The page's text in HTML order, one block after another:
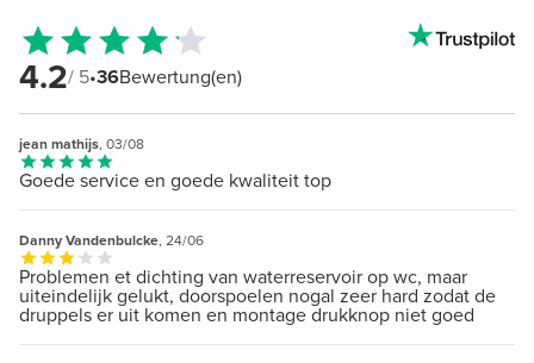
4.2/ 5•36Bewertung(en)
jean mathijs, 03/08
Goede service en goede kwaliteit top
Danny Vandenbulcke, 24/06
Problemen et dichting van waterreservoir op wc, maar
uiteindelijk gelukt, doorspoelen nogal zeer hard zodat de
druppels er uit komen en montage drukknop niet goed